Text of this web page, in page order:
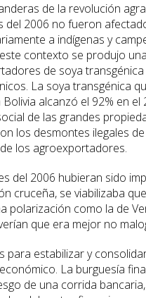
de la revolución
2006 no fueron
a indígenas y
contexto se produjo
de soya
La soya transgénica
alcanzó el 92% en
de las grandes
los desmontes ilegales
los agroexportadores.
del 2006 hubieran sido
cruceña, se viabilizaba
polarización como la de
que era mejor no
para estabilizar y
La burguesía
de una corrida